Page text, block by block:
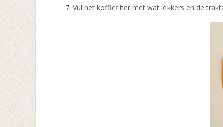
Vul het koffiefilter met wat lekkers en de